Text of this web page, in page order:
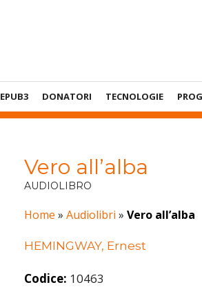
EPUB3 DONATORI TECNOLOGIE
Vero all’alba
AUDIOLIBRO
Home » Audiolibri » Vero all’alba
HEMINGWAY, Ernest
Codice: 10463